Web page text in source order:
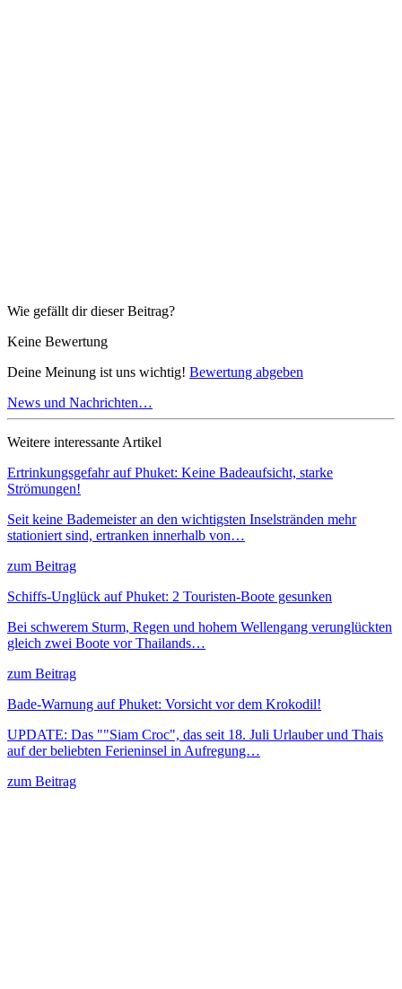
Wie gefällt dir dieser Beitrag?
Keine Bewertung
Deine Meinung ist uns wichtig! Bewertung abgeben
News und Nachrichten…
Weitere interessante Artikel
Ertrinkungsgefahr auf Phuket: Keine Badeaufsicht, starke
Strömungen!
Seit keine Bademeister an den wichtigsten Inselstränden mehr
stationiert sind, ertranken innerhalb von…
zum Beitrag
Schiffs-Unglück auf Phuket: 2 Touristen-Boote gesunken
Bei schwerem Sturm, Regen und hohem Wellengang verunglückten
gleich zwei Boote vor Thailands…
zum Beitrag
Bade-Warnung auf Phuket: Vorsicht vor dem Krokodil!
UPDATE: Das ""Siam Croc", das seit 18. Juli Urlauber und Thais
auf der beliebten Ferieninsel in Aufregung…
zum Beitrag